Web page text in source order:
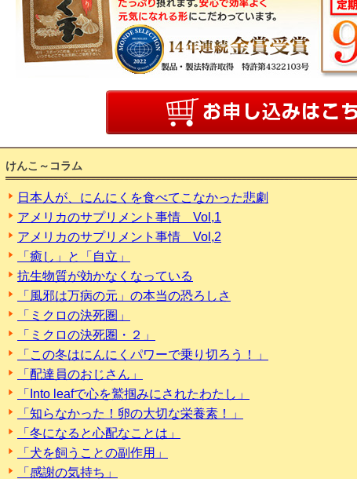
けんこ～コラム
日本人が、にんにくを食べてこなかった悲劇
アメリカのサプリメント事情 Vol,1
アメリカのサプリメント事情 Vol,2
「癒し」と「自立」
抗生物質が効かなくなっている
「風邪は万病の元」の本当の恐ろしさ
「ミクロの決死圏」
「ミクロの決死圏・２」
「この冬はにんにくパワーで乗り切ろう！」
「配達員のおじさん」
「Into leafで心を鷲掴みにされたわたし」
「知らなかった！卵の大切な栄養素！」
「冬になると心配なことは」
「犬を飼うことの副作用」
「感謝の気持ち」